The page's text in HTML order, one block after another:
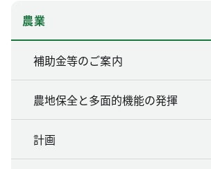
農業
補助金等のご案内
農地保全と多面的機能の発揮
計画